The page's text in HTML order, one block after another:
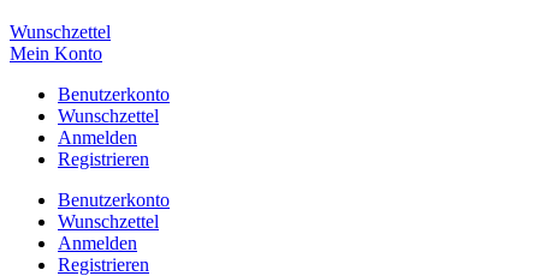
Wunschzettel
Mein Konto
Benutzerkonto
Wunschzettel
Anmelden
Registrieren
Benutzerkonto
Wunschzettel
Anmelden
Registrieren